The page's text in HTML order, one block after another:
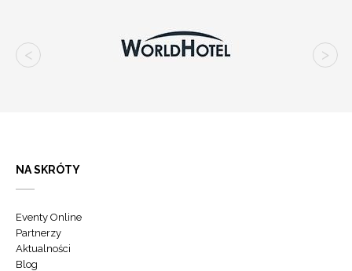
NA SKRÓTY
Eventy Online
Partnerzy
Aktualności
Blog